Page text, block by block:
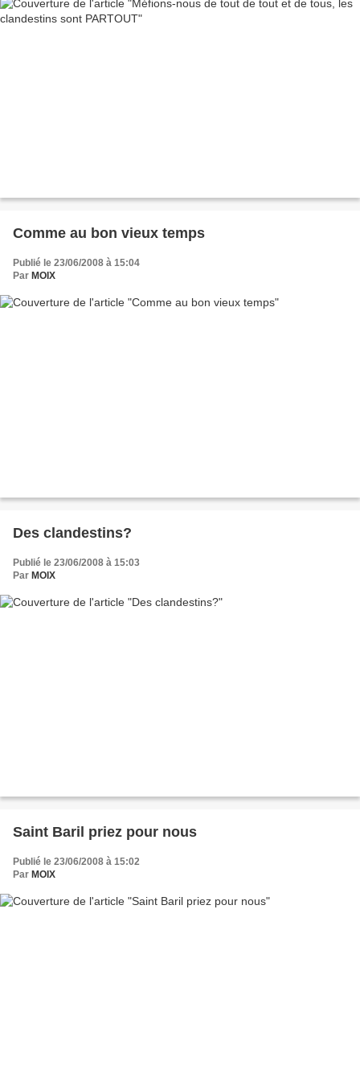
Comme au bon vieux temps
Publié le 23/06/2008 à 15:04
Par MOIX
Des clandestins?
Publié le 23/06/2008 à 15:03
Par MOIX
Saint Baril priez pour nous
Publié le 23/06/2008 à 15:02
Par MOIX